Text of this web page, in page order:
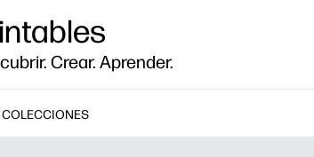
Crear. Aprender.
COLECCIONES